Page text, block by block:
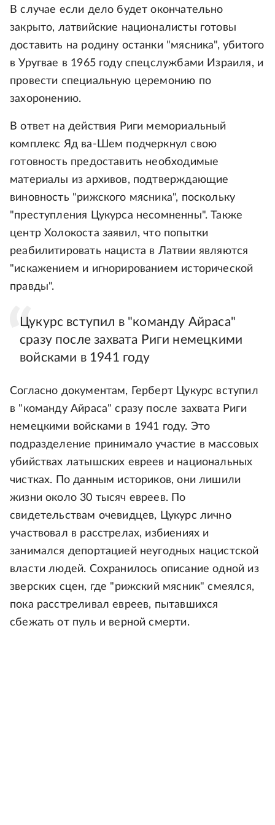
В случае если дело будет окончательно
закрыто, латвийские националисты готовы
доставить на родину останки "мясника", убитого
в Уругвае в 1965 году спецслужбами Израиля, и
провести специальную церемонию по
захоронению.
В ответ на действия Риги мемориальный
комплекс Яд ва-Шем подчеркнул свою
готовность предоставить необходимые
материалы из архивов, подтверждающие
виновность "рижского мясника", поскольку
"преступления Цукурса несомненны". Также
центр Холокоста заявил, что попытки
реабилитировать нациста в Латвии являются
"искажением и игнорированием исторической
правды".
Цукурс вступил в "команду Айраса"
сразу после захвата Риги немецкими
войсками в 1941 году
Согласно документам, Герберт Цукурс вступил
в "команду Айраса" сразу после захвата Риги
немецкими войсками в 1941 году. Это
подразделение принимало участие в массовых
убийствах латышских евреев и национальных
чистках. По данным историков, они лишили
жизни около 30 тысяч евреев. По
свидетельствам очевидцев, Цукурс лично
участвовал в расстрелах, избиениях и
занимался депортацией неугодных нацистской
власти людей. Сохранилось описание одной из
зверских сцен, где "рижский мясник" смеялся,
пока расстреливал евреев, пытавшихся
сбежать от пуль и верной смерти.